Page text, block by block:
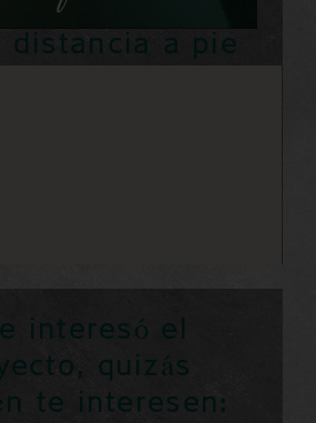
distancia a pie
interesó el
quizás
te interesen: